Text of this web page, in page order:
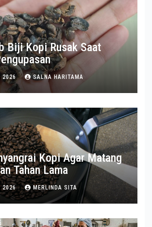
Biji Kopi Rusak Saat
2026 SALNA HARITAMA
Kopi Agar Matang
Tahan Lama
2026 MERLINDA SITA